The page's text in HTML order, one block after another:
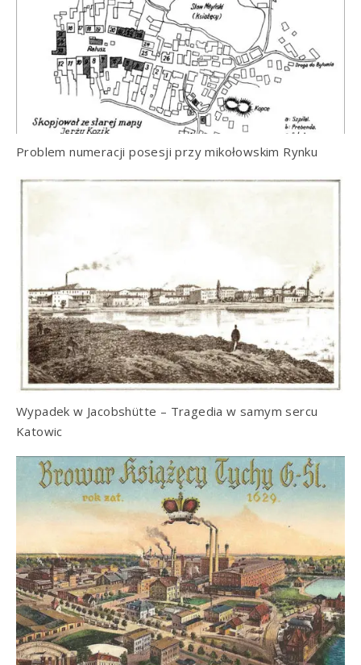
Problem numeracji posesji przy mikołowskim Rynku
Wypadek w Jacobshütte – Tragedia w samym sercu
Katowic